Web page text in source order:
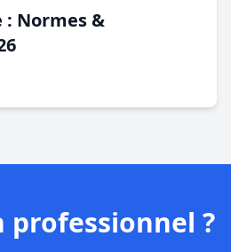
Normes &
professionnel ?